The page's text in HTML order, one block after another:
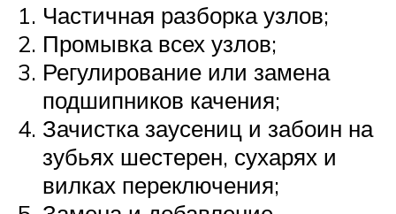
Частичная разборка узлов;
Промывка всех узлов;
Регулирование или замена
подшипников качения;
Зачистка заусениц и забоин на
зубьях шестерен, сухарях и
вилках переключения;